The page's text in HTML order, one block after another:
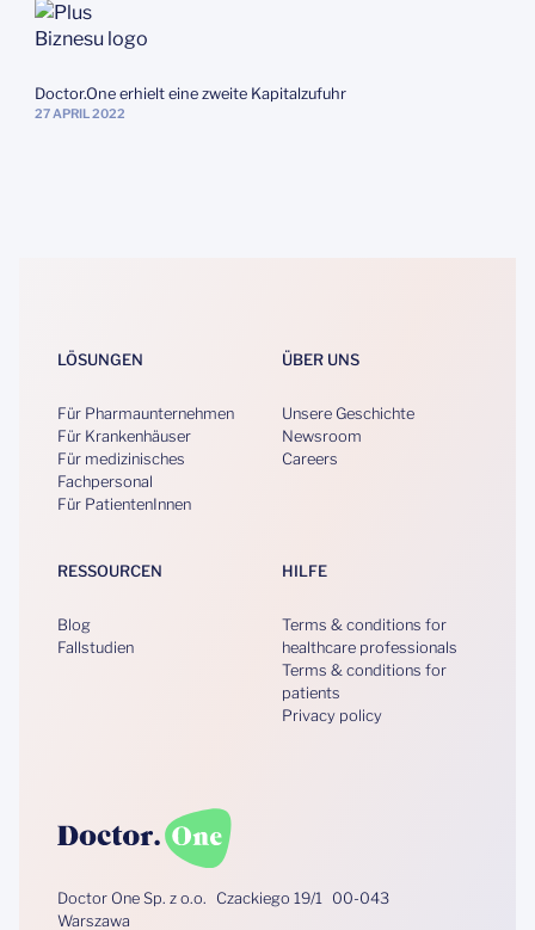
Doctor.One erhielt eine zweite Kapitalzufuhr
27APRIL2022
Doctor One Sp. z o.o. Czackiego 19/1 00-043
Warszawa
LÖSUNGEN
Für Pharmaunternehmen
Für Krankenhäuser
Für medizinisches
Fachpersonal
Für PatientenInnen
ÜBER UNS
Unsere Geschichte
Newsroom
Careers
RESSOURCEN
Blog
Fallstudien
HILFE
Terms & conditions for
healthcare professionals
Terms & conditions for
patients
Privacy policy